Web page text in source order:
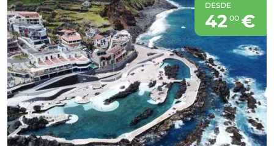
DESDE
42 00 €